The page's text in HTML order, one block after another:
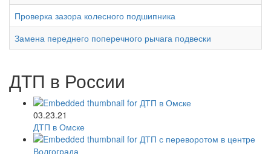
Проверка зазора колесного подшипника
Замена переднего поперечного рычага подвески
ДТП в России
03.23.21
ДТП в Омске